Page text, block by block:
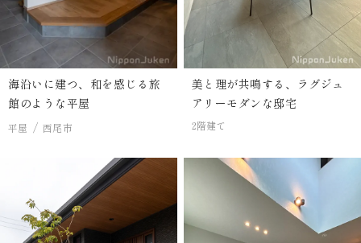
海沿いに建つ、和を感じる旅
館のような平屋
平屋 西尾市
美と理が共鳴する、ラグジュ
アリーモダンな邸宅
2階建て